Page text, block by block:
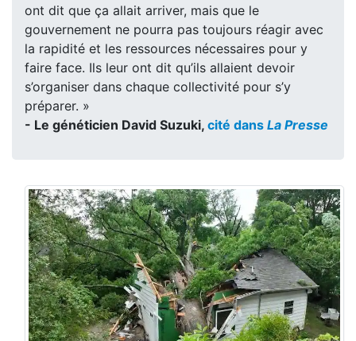
ont dit que ça allait arriver, mais que le
gouvernement ne pourra pas toujours réagir avec
la rapidité et les ressources nécessaires pour y
faire face. Ils leur ont dit qu’ils allaient devoir
s’organiser dans chaque collectivité pour s’y
préparer. »
- Le généticien David Suzuki, cité dans La Presse